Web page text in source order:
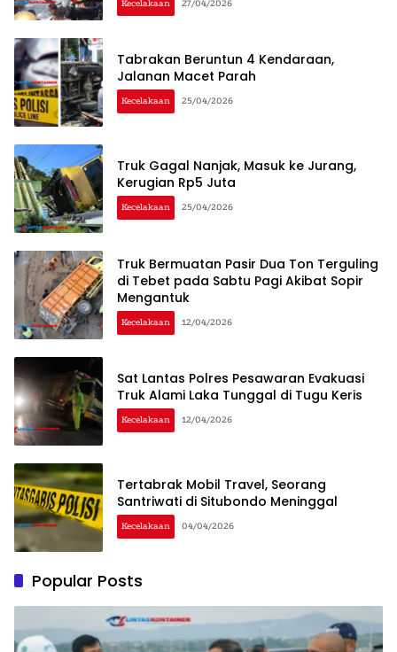
Kecelakaan 27/04/2026
Tabrakan Beruntun 4 Kendaraan,
Jalanan Macet Parah
Kecelakaan 25/04/2026
Truk Gagal Nanjak, Masuk ke Jurang,
Kerugian Rp5 Juta
Kecelakaan 25/04/2026
Truk Bermuatan Pasir Dua Ton Terguling
di Tebet pada Sabtu Pagi Akibat Sopir
Mengantuk
Kecelakaan 12/04/2026
Sat Lantas Polres Pesawaran Evakuasi
Truk Alami Laka Tunggal di Tugu Keris
Kecelakaan 12/04/2026
Tertabrak Mobil Travel, Seorang
Santriwati di Situbondo Meninggal
Kecelakaan 04/04/2026
Popular Posts